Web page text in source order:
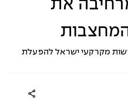
את
מקרקעי ישראל להפעלת